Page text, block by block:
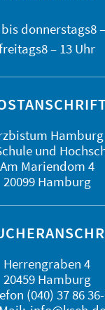
donnerstags8
8 – 13 Uhr
Hamburg
und
Am Mariendom 4
20099 Hamburg
Herrengraben 4
20459 Hamburg
(040) 37 86